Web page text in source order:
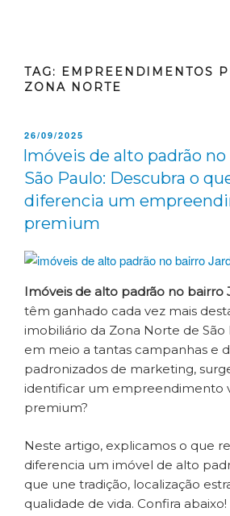
TAG: EMPREENDIMENTOS
ZONA NORTE
26/09/2025
Imóveis de alto padrão
São Paulo: Descubra o
diferencia um
premium
Imóveis de alto padrão no bairro
têm ganhado cada vez mais
imobiliário da Zona Norte de São
em meio a tantas campanhas e
padronizados de marketing,
identificar um empreendimento
premium?
Neste artigo, explicamos o que
diferencia um imóvel de alto
que une tradição, localização
qualidade de vida. Confira abaixo!